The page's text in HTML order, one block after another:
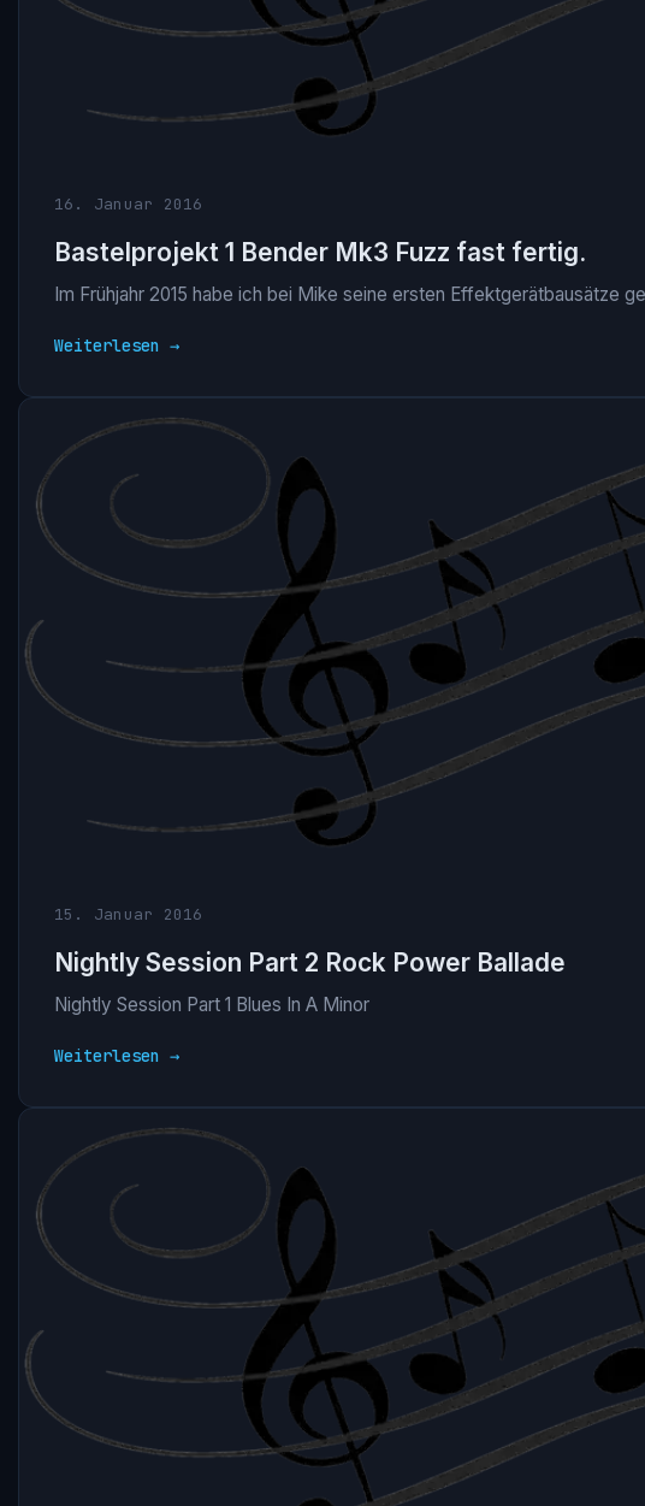
16. Januar 2016
Bastelprojekt 1 Bender Mk3 Fuzz fast fertig.
Im Frühjahr 2015 habe ich bei Mike seine ersten Effektgerätbausätze
Weiterlesen →
15. Januar 2016
Nightly Session Part 2 Rock Power Ballade
Nightly Session Part 1 Blues In A Minor
Weiterlesen →